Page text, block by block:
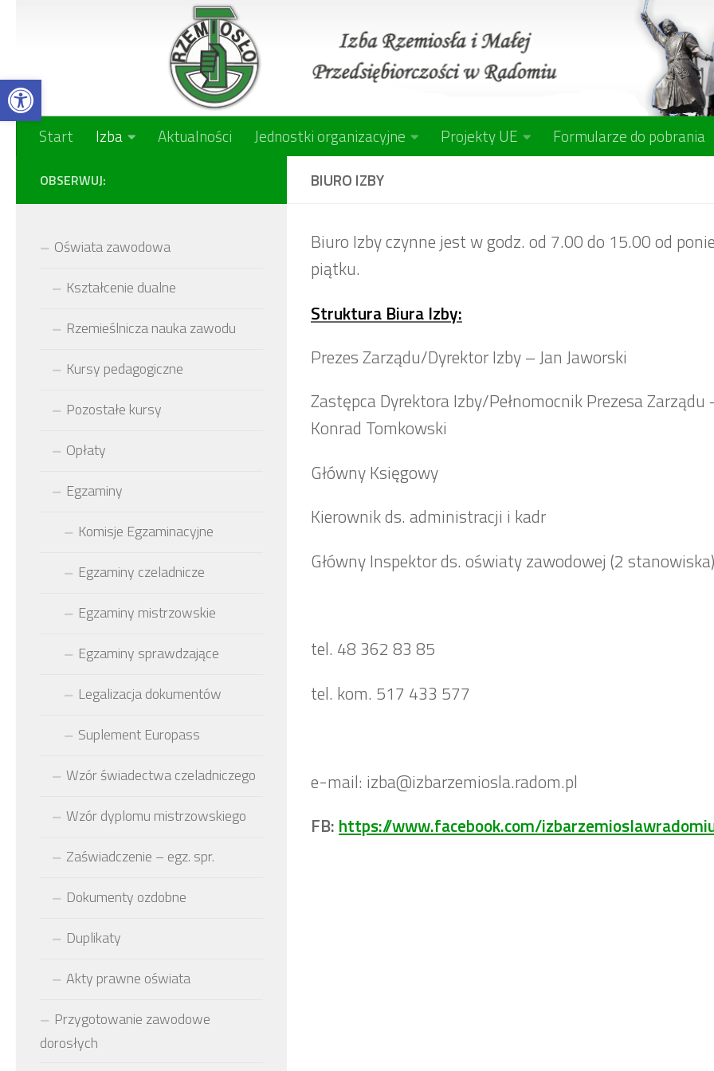
Open toolbar
Start Izba Aktualności Jednostki organizacyjne Projekty UE
Formularze do pobrania
BIURO IZBY
Biuro Izby czynne jest w godz. od 7.00 do 15.00 od
piątku.
Struktura Biura Izby:
Prezes Zarządu/Dyrektor Izby – Jan Jaworski
Zastępca Dyrektora Izby/Pełnomocnik Prezesa Zarządu
Konrad Tomkowski
Główny Księgowy
Kierownik ds. administracji i kadr
Główny Inspektor ds. oświaty zawodowej (2 stanowiska)
tel. 48 362 83 85
tel. kom. 517 433 577
e-mail: izba@izbarzemiosla.radom.pl
FB: https://www.facebook.com/
OBSERWUJ:
Oświata zawodowa
Kształcenie dualne
Rzemieślnicza nauka zawodu
Kursy pedagogiczne
Pozostałe kursy
Opłaty
Egzaminy
Komisje Egzaminacyjne
Egzaminy czeladnicze
Egzaminy mistrzowskie
Egzaminy sprawdzające
Legalizacja dokumentów
Suplement Europass
Wzór świadectwa czeladniczego
Wzór dyplomu mistrzowskiego
Zaświadczenie – egz. spr.
Dokumenty ozdobne
Duplikaty
Akty prawne oświata
Przygotowanie zawodowe
dorosłych